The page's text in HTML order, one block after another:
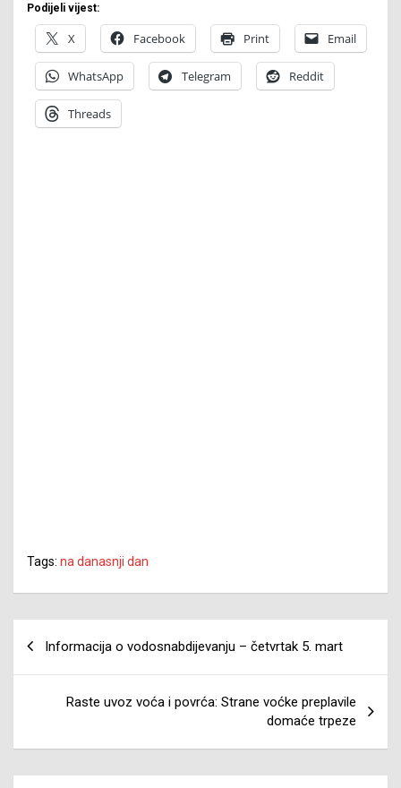
Podijeli vijest:
X Facebook Print Email
WhatsApp Telegram Reddit
Threads
Tags: na danasnji dan
Informacija o vodosnabdijevanju – četvrtak 5. mart
Raste uvoz voća i povrća: Strane voćke preplavile
domaće trpeze